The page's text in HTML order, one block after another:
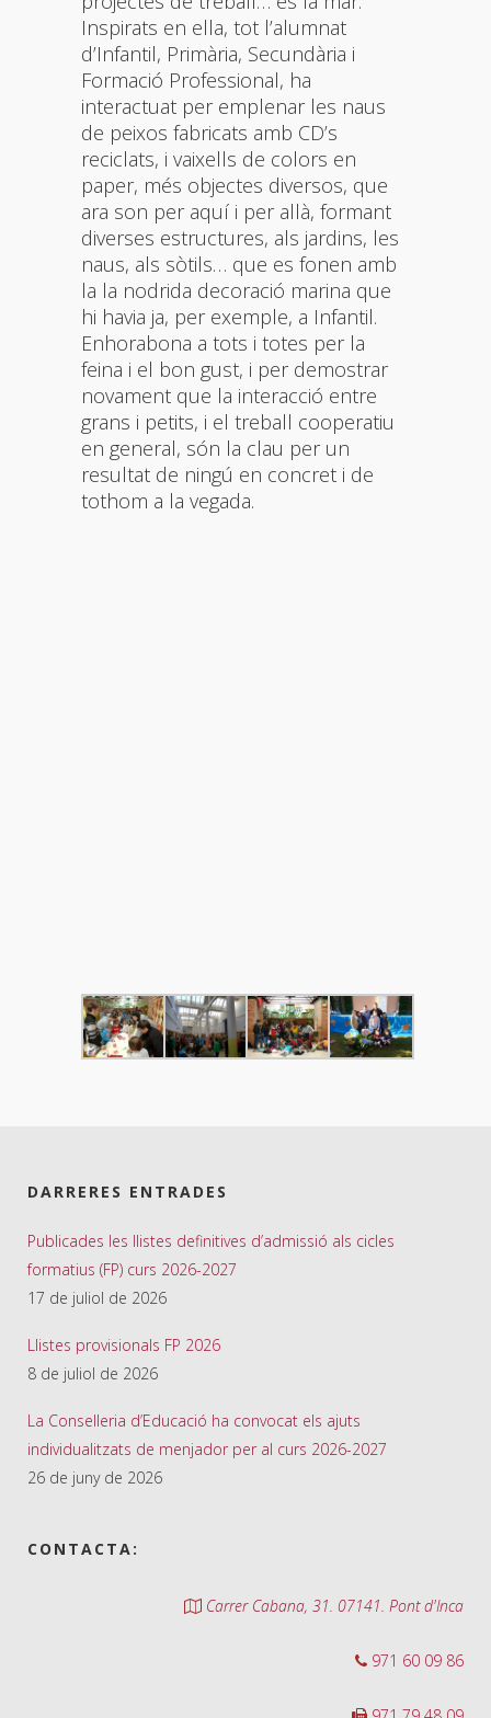
Inspirats en ella, tot l’alumnat
d’Infantil, Primària, Secundària i
Formació Professional, ha
interactuat per emplenar les naus
de peixos fabricats amb CD’s
reciclats, i vaixells de colors en
paper, més objectes diversos, que
ara son per aquí i per allà, formant
diverses estructures, als jardins, les
naus, als sòtils… que es fonen amb
la la nodrida decoració marina que
hi havia ja, per exemple, a Infantil.
Enhorabona a tots i totes per la
feina i el bon gust, i per demostrar
novament que la interacció entre
grans i petits, i el treball cooperatiu
en general, són la clau per un
resultat de ningú en concret i de
tothom a la vegada.
DARRERES ENTRADES
Publicades les llistes definitives d’admissió als cicles
formatius (FP) curs 2026-2027
17 de juliol de 2026
Llistes provisionals FP 2026
8 de juliol de 2026
La Conselleria d’Educació ha convocat els ajuts
individualitzats de menjador per al curs 2026-2027
26 de juny de 2026
CONTACTA:
Carrer Cabana, 31. 07141. Pont d'Inca
971 60 09 86